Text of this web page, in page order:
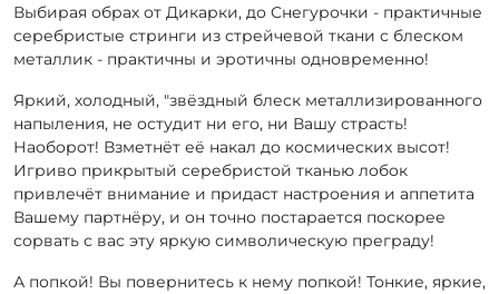
Выбирая обрах от Дикарки, до Снегурочки - практичные
серебристые стринги из стрейчевой ткани с блеском
металлик - практичны и эротичны одновременно!
Яркий, холодный, "звёздный блеск металлизированного
напыления, не остудит ни его, ни Вашу страсть!
Наоборот! Взметнёт её накал до космических высот!
Игриво прикрытый серебристой тканью лобок
привлечёт внимание и придаст настроения и аппетита
Вашему партнёру, и он точно постарается поскорее
сорвать с вас эту яркую символическую преграду!
А попкой! Вы повернитесь к нему попкой! Тонкие, яркие,